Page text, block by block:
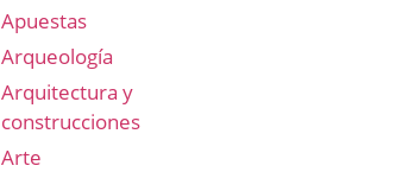
Apuestas
Arqueología
Arquitectura y
construcciones
Arte